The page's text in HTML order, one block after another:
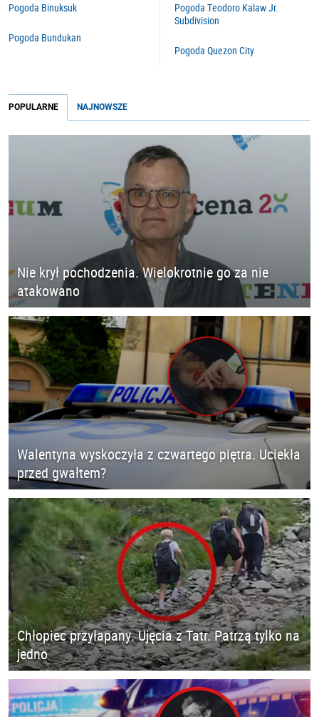
Pogoda Binuksuk
Pogoda Bundukan
Pogoda Teodoro Kalaw Jr.
Subdivision
Pogoda Quezon City
POPULARNE NAJNOWSZE
Nie krył pochodzenia. Wielokrotnie go za nie
atakowano
Walentyna wyskoczyła z czwartego piętra. Uciekła
przed gwałtem?
Chłopiec przyłapany. Ujęcia z Tatr. Patrzą tylko na
jedno